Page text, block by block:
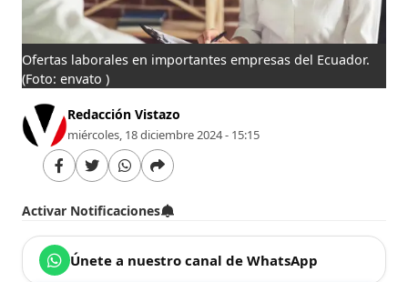
Ofertas laborales en importantes empresas del Ecuador.
(Foto: envato )
Redacción Vistazo
miércoles, 18 diciembre 2024 - 15:15
Activar Notificaciones
Únete a nuestro canal de WhatsApp